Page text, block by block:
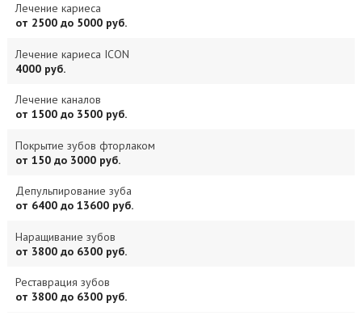
Лечение кариеса
от 2500 до 5000 руб.
Лечение кариеса ICON
4000 руб.
Лечение каналов
от 1500 до 3500 руб.
Покрытие зубов фторлаком
от 150 до 3000 руб.
Депульпирование зуба
от 6400 до 13600 руб.
Наращивание зубов
от 3800 до 6300 руб.
Реставрация зубов
от 3800 до 6300 руб.